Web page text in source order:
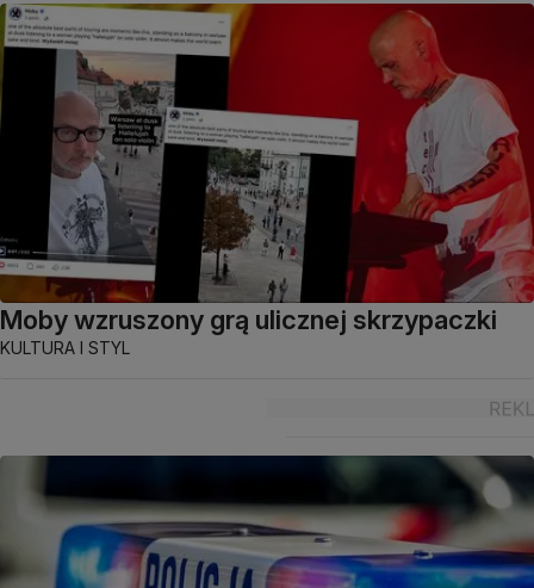
Moby wzruszony grą ulicznej skrzypaczki
KULTURA I STYL